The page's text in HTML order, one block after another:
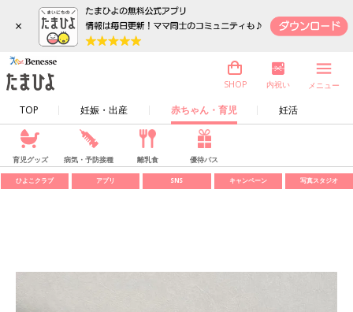
×
TOP 妊娠・出産 赤ちゃん・育児 妊活
SHOP 内祝い メニュー
育児グッズ 病気・予防接種 離乳食 優待パス
ひよこクラブ アプリ SNS キャンペーン 写真スタジオ